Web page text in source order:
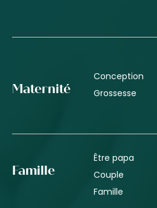
Maternité
Conception
Grossesse
Famille
Être papa
Couple
Famille